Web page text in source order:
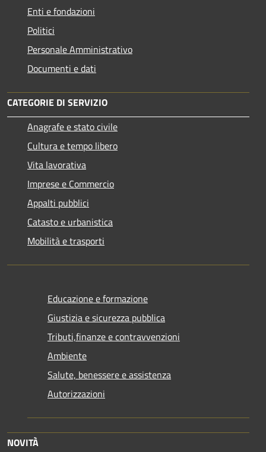
Enti e fondazioni
Politici
Personale Amministrativo
Documenti e dati
CATEGORIE DI SERVIZIO
Anagrafe e stato civile
Cultura e tempo libero
Vita lavorativa
Imprese e Commercio
Appalti pubblici
Catasto e urbanistica
Mobilità e trasporti
Educazione e formazione
Giustizia e sicurezza pubblica
Tributi,finanze e contravvenzioni
Ambiente
Salute, benessere e assistenza
Autorizzazioni
NOVITÀ